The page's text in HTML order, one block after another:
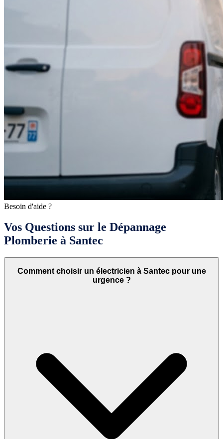
Besoin d'aide ?
Vos Questions sur le Dépannage
Plomberie à Santec
Comment choisir un électricien à Santec pour une
urgence ?